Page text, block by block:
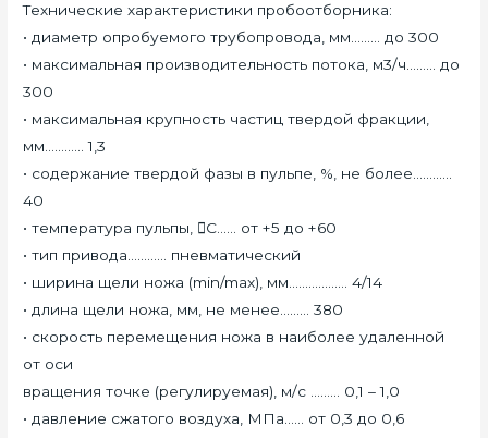
Технические характеристики пробоотборника:
• диаметр опробуемого трубопровода, мм……… до 300
• максимальная производительность потока, м3/ч……… до
300
• максимальная крупность частиц твердой фракции,
мм………… 1,3
• содержание твердой фазы в пульпе, %, не более…………
40
• температура пульпы, С…… от +5 до +60
• тип привода………… пневматический
• ширина щели ножа (min/max), мм……………… 4/14
• длина щели ножа, мм, не менее……… 380
• скорость перемещения ножа в наиболее удаленной
от оси
вращения точке (регулируемая), м/с ……… 0,1 – 1,0
• давление сжатого воздуха, МПа…… от 0,3 до 0,6